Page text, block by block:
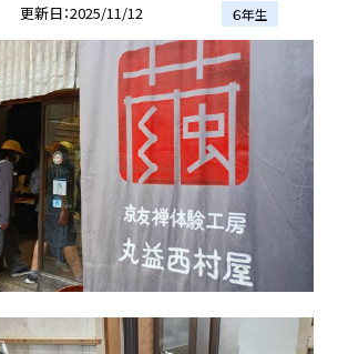
更新日 2025/11/12 ６年生